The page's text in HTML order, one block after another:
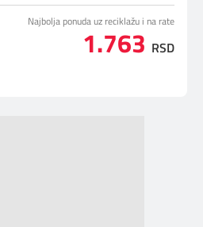
Najbolja ponuda uz reciklažu i na rate
1.763 RSD